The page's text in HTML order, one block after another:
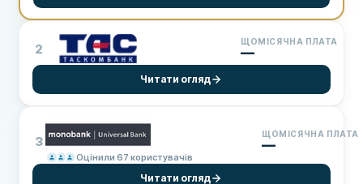
2 ЩОМІСЯЧНА ПЛАТА
—
Читати огляд
3
Оцінили 67 користувачів
ЩОМІСЯЧНА ПЛАТА
—
Читати огляд